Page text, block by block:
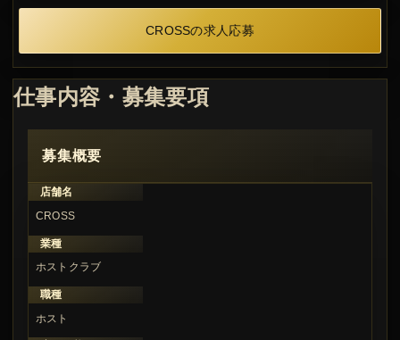
CROSSの求人応募
仕事内容・募集要項
募集概要
店舗名
CROSS
業種
ホストクラブ
職種
ホスト